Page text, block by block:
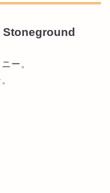
Stoneground
ー。